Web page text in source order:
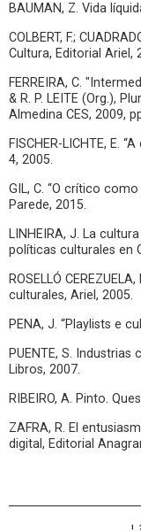
BAUMAN, Z. Vida
COLBERT, F.;
Cultura, Editorial Ariel,
FERREIRA, C.
& R. P. LEITE (Org.),
Almedina CES, 2009,
FISCHER-LICHTE, E.
4, 2005.
GIL, C. “O crítico
Parede, 2015.
LINHEIRA, J. La
políticas culturales en
ROSELLÓ
culturales, Ariel, 2005.
PENA, J. “Playlists e
PUENTE, S.
Libros, 2007.
RIBEIRO, A. Pinto.
ZAFRA, R. El
digital, Editorial